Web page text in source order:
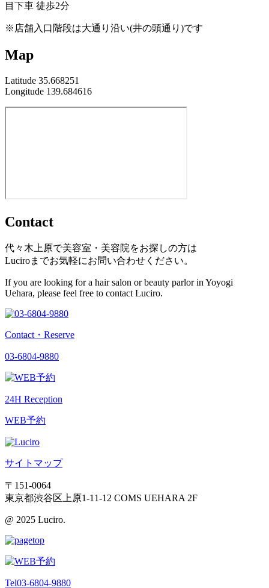
目下車 徒歩2分
※店舗入口階段は大通り沿い(井の頭通り)です
Map
Latitude 35.668251
Longitude 139.684616
Contact
代々木上原で美容室・美容院をお探しの方は
Luciroまでお気軽にお問い合わせください。
If you are looking for a hair salon or beauty parlor in Yoyogi
Uehara, please feel free to contact Luciro.
Contact・Reserve
03-6804-9880
24H Reception
WEB予約
サイトマップ
〒151-0064
東京都渋谷区上原1-11-12 COMS UEHARA 2F
@ 2025 Luciro.
Tel03-6804-9880